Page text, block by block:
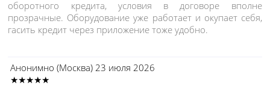
оборотного кредита, условия в договоре вполне
прозрачные. Оборудование уже работает и окупает себя,
гасить кредит через приложение тоже удобно.
Анонимно (Москва) 23 июля 2026
★★★★★